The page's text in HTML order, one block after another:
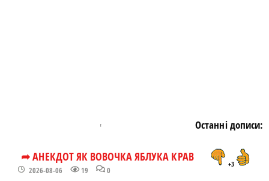
Останні дописи:
➦ АНЕКДОТ ЯК ВОВОЧКА ЯБЛУКА КРАВ
2026-08-06 19 0
+3